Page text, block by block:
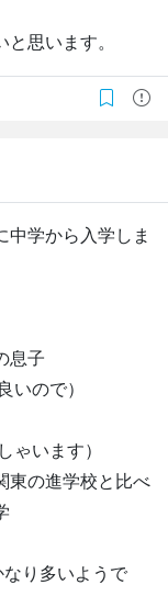
思います。
中学から入学しま
息子
ので）
います）
東の進学校と比べ
り多いようで